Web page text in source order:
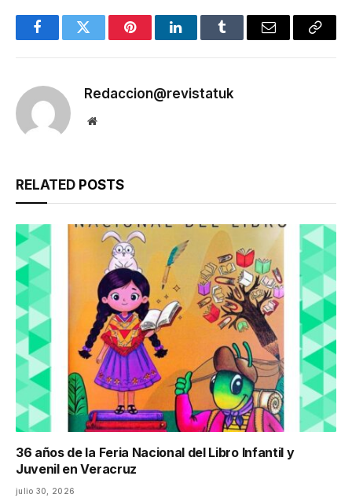
FacebookTwitter PinterestLinkedInTumblr Email
Copy
Redaccion@revistatuk
Website
RELATED POSTS
36 años de la Feria Nacional del Libro Infantil y
Juvenil en Veracruz
julio 30, 2026